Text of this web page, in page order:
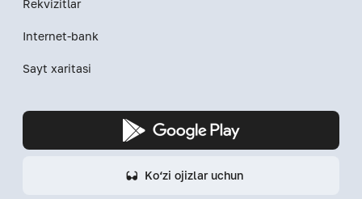
Rekvizitlar
Internet-bank
Sayt xaritasi
Ko‘zi ojizlar uchun